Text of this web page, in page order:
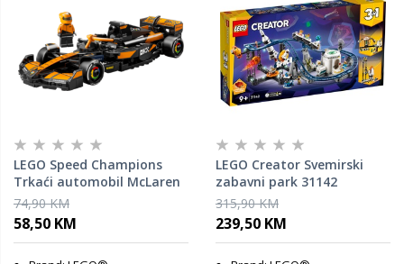
LEGO Speed Champions
Trkaći automobil McLaren
F1 Team MCL38 77251
74,90 KM
58,50 KM
LEGO Creator Svemirski
zabavni park 31142
315,90 KM
239,50 KM